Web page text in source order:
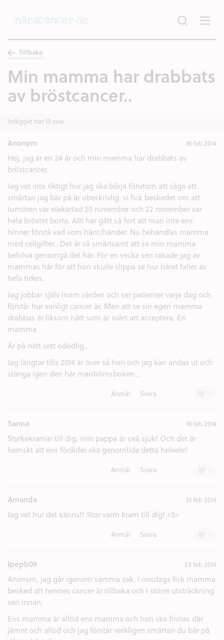
Tillbaka
Min mamma har drabbats
av bröstcancer..
Inlägget har 13 svar
Anonym 18 feb 2014
Hej, jag är en 24 år och min mamma har drabbats av
bröstcancer.
Jag vet inte riktigt hur jag ska börja förutom att säga att
smärtan jag bär på är obeskrivlig. vi fick beskedet om att
tumören var elakartad 20 november och 22 november var
hela bröstet borta. Allt har gått så fort att man inte ens
hinner förstå vad som hänt/händer. Nu behandlas mamma
med cellgifter.. Det är så smärtsamt att se min mamma
behöva genomgå det här. För en vecka sen rakade jag av
mammas hår för att hon skulle slippa se hur håret faller av
hela tiden..
Jag jobbar själv inom vården och ser patienter varje dag och
förstår hur vanligt cancer är, Men att se sin egen mamma
drabbas är liksom nått som är svårt att acceptera. En
mamma
Är på nått sett odödlig..
Jag längtar tills 2014 är över så hon och jag kan andas ut och
stänga igen den här mardrömsboken...
Anmäl Svara
Sanna 18 feb 2014
Styrkekramar till dig, min pappa är oxå sjuk! Och det är
hemskt att ens förälder ska genomlida detta helvete!
Anmäl Svara
Amanda 21 feb 2014
Jag vet hur det känns!! Stor varm kram till dig! <3>
Anmäl Svara
Ipepb09 23 feb 2014
Anonym, jag går igenom samma sak. I onsdags fick mamma
besked att hennes cancer är tillbaka och i större utsträckning
sen innan.
Ens mamma är alltid ens mamma och hon ska finnas där
jämnt och alltid och jag förstår verkligen smärtan du bär på